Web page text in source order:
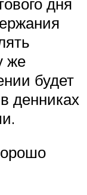
же
будет
денниках